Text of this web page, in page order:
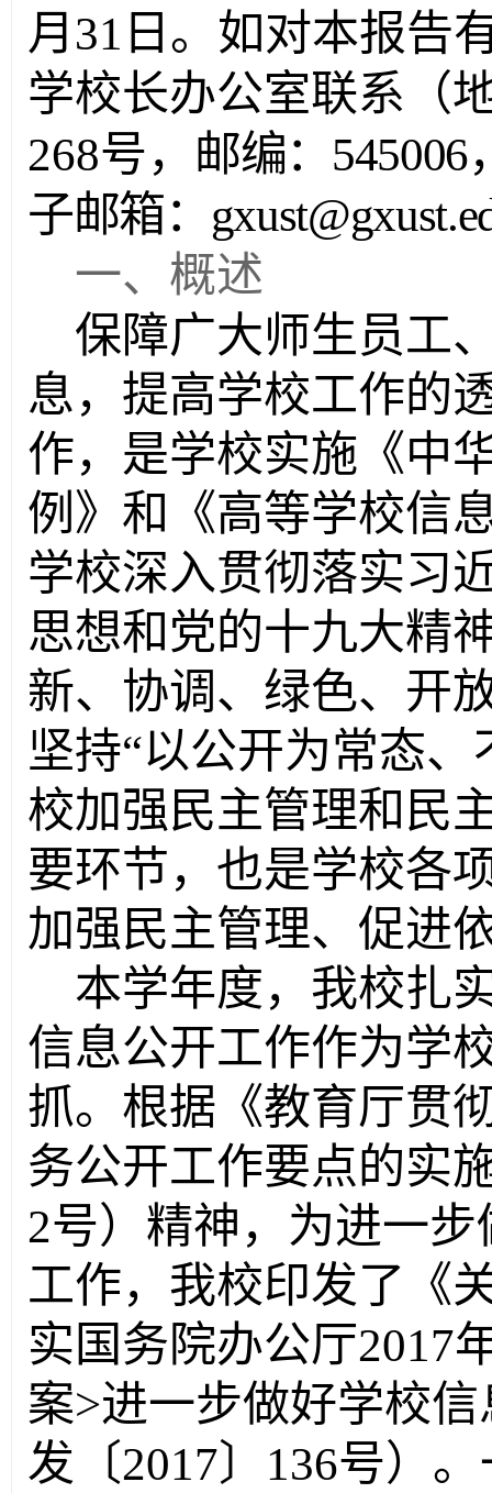
月 31 日。如对本报告
学校长办公室联系（
268号， 邮编： 545006
子邮箱：
一、概述
保障广大师生员工
息，提高学校工作的
作，是学校实施《中
例》和《高等学校信
学校深入贯彻落实习
思想和党的十九大精
新、协调、绿色、开
坚持“以公开为常态、
校加强民主管理和民
要环节，也是学校各
加强民主管理、促进
本学年度，我校扎
信息公开工作作为学
抓。根据《教育厅贯
务公开工作要点的实
2号）精神，为进一
工作，我校印发了《
实国务院办公厅2017
案>进一步做好学校
发〔2017〕 136号）